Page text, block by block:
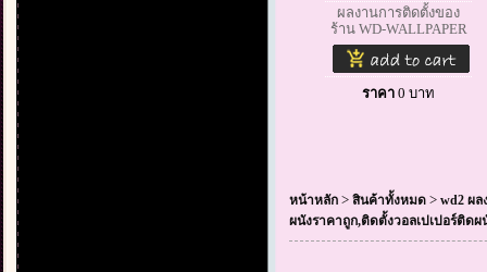
ผลงานการติดตั้งของ
ร้าน WD-WALLPAPER
ราคา 0 บาท
หน้าหลัก > สินค้าทั้งหมด > wd2 ผล
ผนังราคาถูก,ติดตั้งวอลเปเปอร์ติดผ